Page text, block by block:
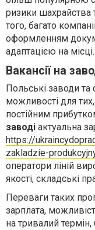
ризики шахрайства
того, багато
оформленням
адаптацією на місці.
Вакансії на
Польські заводи
можливості для
постійним
заводі актуальна
https://
zakladzie-
оператори ліній
якості, складські
Переваги таких
зарплата,
на тривалий термін,